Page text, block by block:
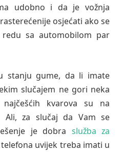
udobno i da je vožnja
osjećati ako se
sa automobilom par
stanju gume, da li imate
slučajem ne gori neka
kvarova su na
Ali, za slučaj da Vam se
je dobra služba za
uvijek treba imati u